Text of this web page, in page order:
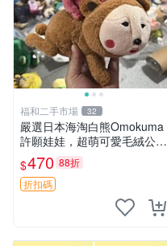
福和二手市場 32
嚴選日本海淘白熊Omokuma
許願娃娃，超萌可愛毛絨公仔
推薦收藏 白熊 Omokuma 毛
絨玩具 偽裝娃娃 玩具擺飾
$470 88折
折扣碼